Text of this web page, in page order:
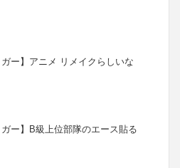
ガー】アニメ リメイクらしいな
ガー】B級上位部隊のエース貼る